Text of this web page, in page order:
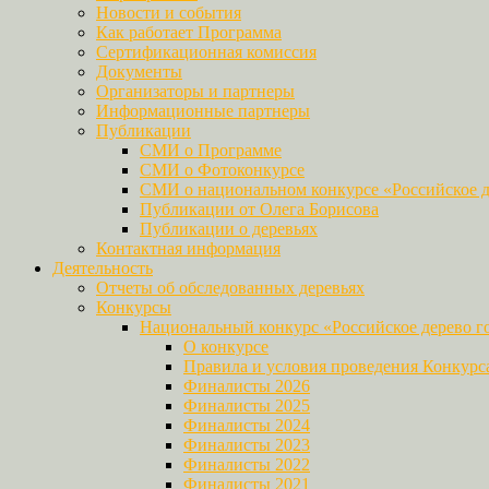
Новости и события
Как работает Программа
Сертификационная комиссия
Документы
Организаторы и партнеры
Информационные партнеры
Публикации
СМИ о Программе
СМИ о Фотоконкурсе
СМИ о национальном конкурсе «Российское
Публикации от Олега Борисова
Публикации о деревьях
Контактная информация
Деятельность
Отчеты об обследованных деревьях
Конкурсы
Национальный конкурс «Российское дерево
О конкурсе
Правила и условия проведения
Финалисты 2026
Финалисты 2025
Финалисты 2024
Финалисты 2023
Финалисты 2022
Финалисты 2021